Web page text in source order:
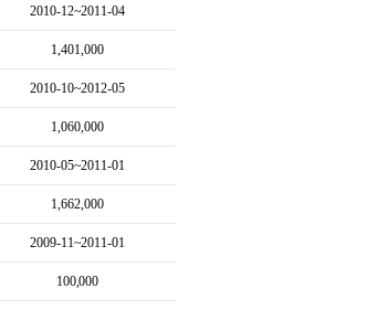
2010-12~2011-04
1,401,000
2010-10~2012-05
1,060,000
2010-05~2011-01
1,662,000
2009-11~2011-01
100,000